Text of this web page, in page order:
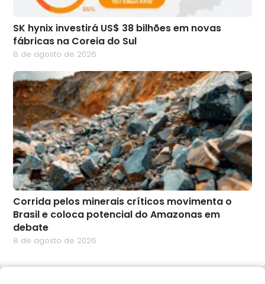
SK hynix investirá US$ 38 bilhões em novas
fábricas na Coreia do Sul
8 de agosto de 2026
Corrida pelos minerais críticos movimenta o
Brasil e coloca potencial do Amazonas em
debate
8 de agosto de 2026